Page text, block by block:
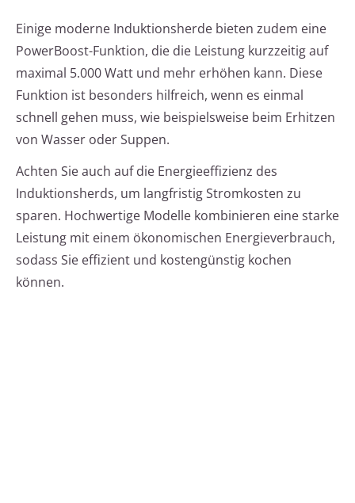
Einige moderne Induktionsherde bieten zudem eine
PowerBoost-Funktion, die die Leistung kurzzeitig auf
maximal 5.000 Watt und mehr erhöhen kann. Diese
Funktion ist besonders hilfreich, wenn es einmal
schnell gehen muss, wie beispielsweise beim Erhitzen
von Wasser oder Suppen.
Achten Sie auch auf die Energieeffizienz des
Induktionsherds, um langfristig Stromkosten zu
sparen. Hochwertige Modelle kombinieren eine starke
Leistung mit einem ökonomischen Energieverbrauch,
sodass Sie effizient und kostengünstig kochen
können.